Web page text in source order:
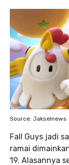
Source: Jakselnews
Fall Guys jadi
ramai
19. Alasannya